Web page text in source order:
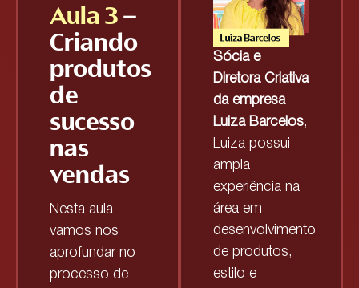
Aula 3–
Criando
produtos
de
sucesso
nas
vendas
Nesta aula
vamos nos
aprofundar no
processo de
Sócia e
Diretora Criativa
da empresa
Luiza Barcelos,
Luiza possui
ampla
experiência na
área em
desenvolvimento
de produtos,
estilo e